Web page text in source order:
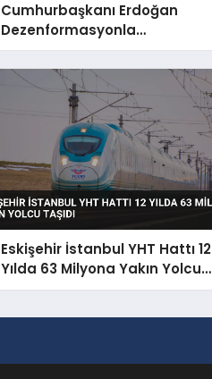
Cumhurbaşkanı Erdoğan
Dezenformasyonla
Mücadeleyi Millî Güvenlik
Sorunu Saydı
Eskişehir İstanbul YHT Hattı 12
Yılda 63 Milyona Yakın Yolcu
Taşıdı